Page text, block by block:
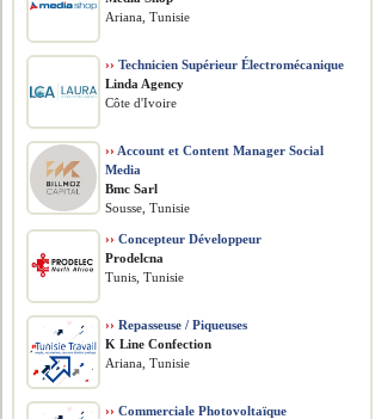
Ariana, Tunisie
›› Technicien Supérieur Électromécanique
Linda Agency
Côte d'Ivoire
›› Account et Content Manager Social
Media
Bmc Sarl
Sousse, Tunisie
›› Concepteur Développeur
Prodelcna
Tunis, Tunisie
›› Repasseuse / Piqueuses
K Line Confection
Ariana, Tunisie
›› Commerciale Photovoltaïque